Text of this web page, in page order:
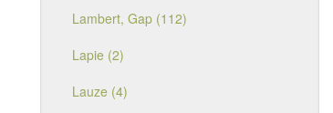
Lambert, Gap (112)
Lapie (2)
Lauze (4)